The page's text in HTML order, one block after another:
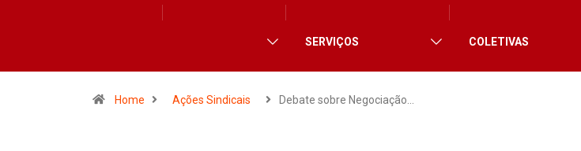
SERVIÇOS COLETIVAS
Home Ações Sindicais Debate sobre Negociação…